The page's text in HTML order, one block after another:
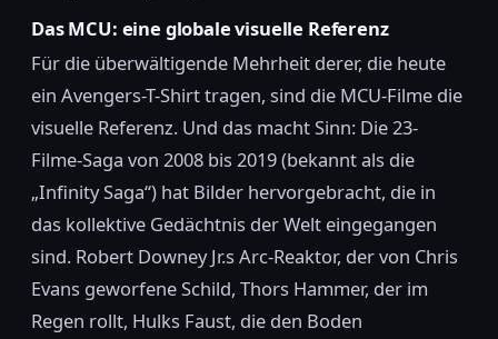
Das MCU: eine globale visuelle Referenz
Für die überwältigende Mehrheit derer, die heute
ein Avengers-T-Shirt tragen, sind die MCU-Filme die
visuelle Referenz. Und das macht Sinn: Die 23-
Filme-Saga von 2008 bis 2019 (bekannt als die
„Infinity Saga“) hat Bilder hervorgebracht, die in
das kollektive Gedächtnis der Welt eingegangen
sind. Robert Downey Jr.s Arc-Reaktor, der von Chris
Evans geworfene Schild, Thors Hammer, der im
Regen rollt, Hulks Faust, die den Boden